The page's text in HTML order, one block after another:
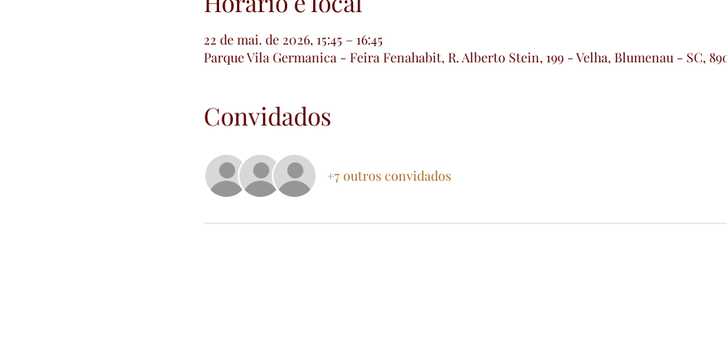
22 de mai. de 2026, 15:45 – 16:45
Parque Vila Germanica - Feira Fenahabit, R. Alberto Stein, 199 - Velha, Blumenau - SC,
Convidados
+7 outros convidados